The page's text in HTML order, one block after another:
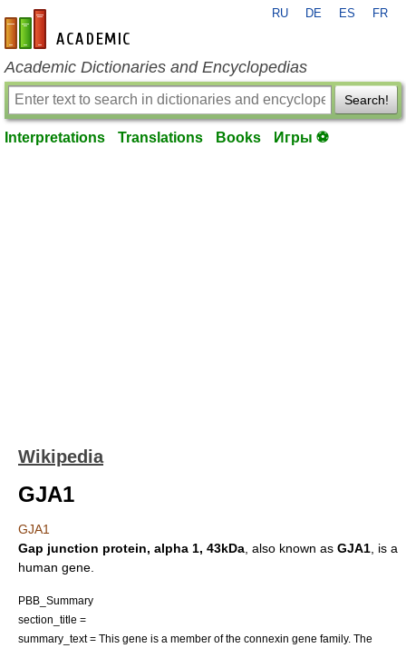
en-academic.com
RU DE ES FR
Academic Dictionaries and Encyclopedias
Search!
Interpretations Translations Books Игры ⚽
Wikipedia
GJA1
GJA1
Gap junction protein, alpha 1, 43kDa , also known as GJA1 , is a
human gene
PBB_Summary
section_title =
summary_text = This gene is a member of the connexin gene family. The